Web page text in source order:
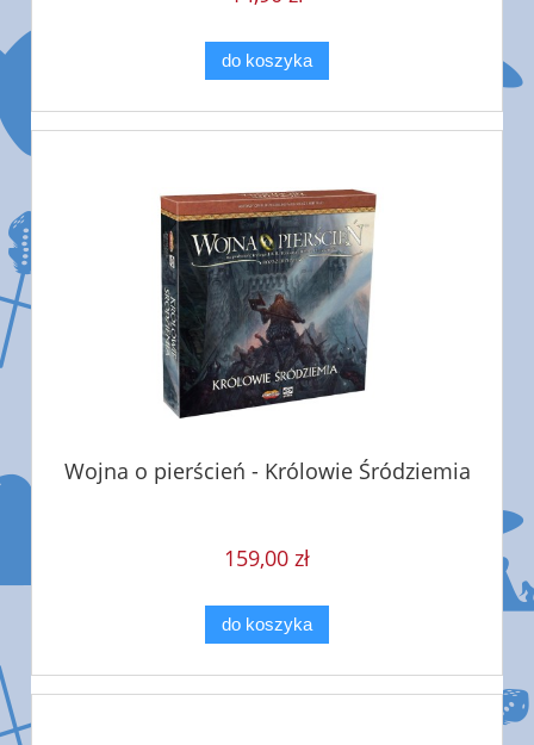
do koszyka
Wojna o pierścień - Królowie Śródziemia
159,00 zł
do koszyka